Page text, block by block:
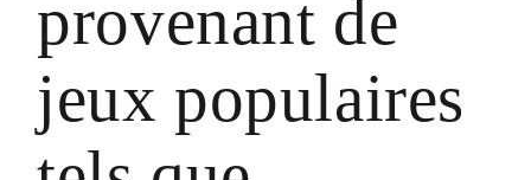
provenant de
jeux populaires